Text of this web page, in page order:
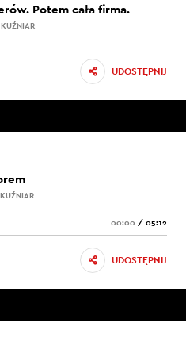
Potem cała firma.
UDOSTĘPNIJ
00:00 / 05:12
UDOSTĘPNIJ